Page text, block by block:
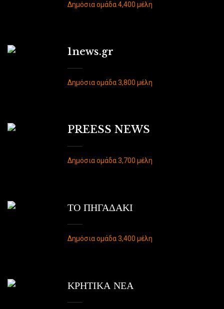
Δημόσια ομάδα 4,400 μέλη
1news.gr
Δημόσια ομάδα 3,800 μέλη
PREESS NEWS
Δημόσια ομάδα 3,700 μέλη
ΤΟ ΠΗΓΑΔΑΚΙ
Δημόσια ομάδα 3,400 μέλη
ΚΡΗΤΙΚΑ ΝΕΑ